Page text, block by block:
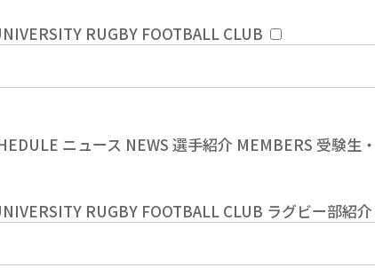
RUGBY FOOTBALL CLUB
ニュース NEWS 選手紹介 MEMBERS 受験生
RUGBY FOOTBALL CLUB ラグビー部紹介